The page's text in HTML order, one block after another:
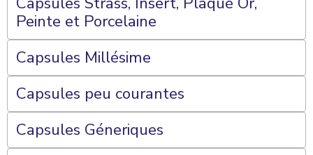
Peinte et Porcelaine
Capsules Millésime
Capsules peu courantes
Capsules Géneriques